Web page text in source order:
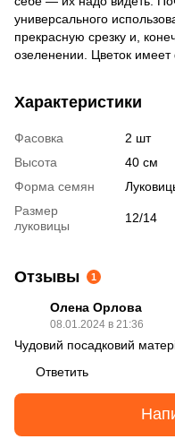
универсального
прекрасную срезку и,
озеленении. Цветок
Характеристики
Фасовка
2 шт
Высота
40 см
Форма семян
Размер
луковицы
12/14
Отзывы 1
Олена Орлова
08.01.2024 в 21:36
Чудовий посадковий
Ответить